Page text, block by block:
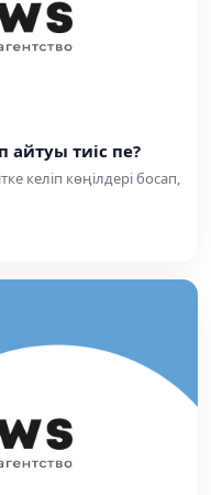
тиіс пе?
келіп көңілдері босап,